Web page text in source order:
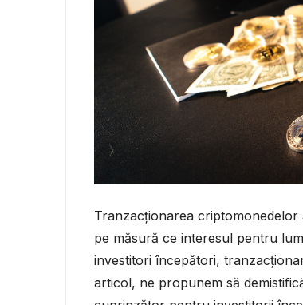
Tranzacționarea
pe măsură ce interesul pentru
investitori începători,
articol, ne propunem să